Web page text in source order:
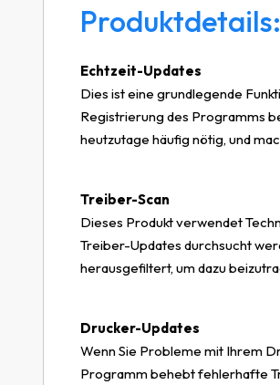
Produktdetails:
Echtzeit-Updates
Dies ist eine grundlegende
Registrierung des Programms
heutzutage häufig nötig, und
Treiber-Scan
Dieses Produkt verwendet
Treiber-Updates durchsucht
herausgefiltert, um dazu
Drucker-Updates
Wenn Sie Probleme mit Ihrem
Programm behebt fehlerhafte